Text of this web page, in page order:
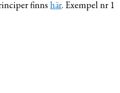
finns här. Exempel nr 1